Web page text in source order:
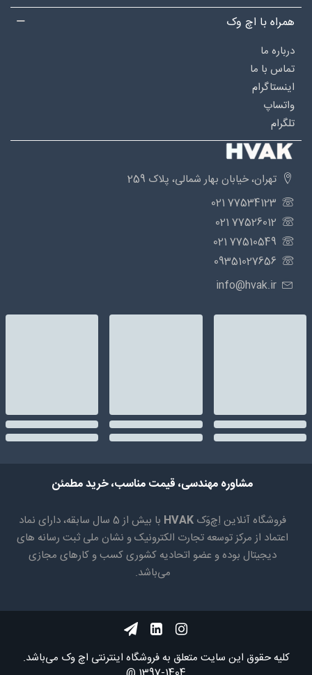
همراه با اچ وک
درباره‌ ما
تماس با ما
اینستاگرام
واتساپ
تلگرام
تهران، خیابان بهار شمالی، پلاک 259
77534123 021
77526012 021
77510549 021
09351027656
info@hvak.ir
مشاوره مهندسی، قیمت مناسب، خرید مطمئن
فروشگاه آنلاین اِچ‌وَک HVAK
با بیش از 5 سال سابقه، دارای نماد
اعتماد از مرکز توسعه تجارت الکترونیک و نشان ملی ثبت رسانه های
دیجیتال بوده و عضو اتحادیه کشوری کسب و کارهای مجازی
می‌باشد.
کلیه حقوق اين سايت متعلق به فروشگاه اینترنتی اچ وک می‌باشد.